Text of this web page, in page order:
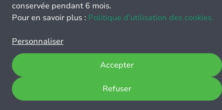
conservée pendant 6 mois.
Pour en savoir plus : Politique d’utilisation des cookies.
Personnaliser
Refuser
Accepter